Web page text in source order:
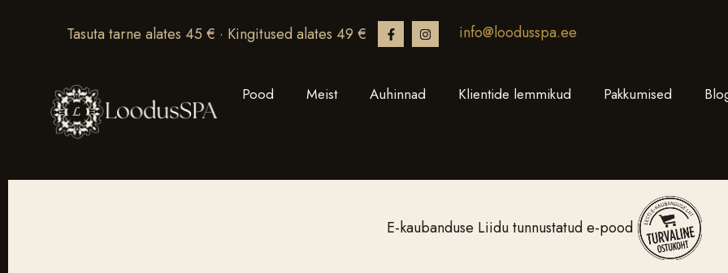
Tasuta tarne alates 45 € · Kingitused alates 49 € info@loodusspa.ee
Pood Meist Auhinnad Klientide lemmikud Pakkumised
E-kaubanduse Liidu tunnustatud e-pood